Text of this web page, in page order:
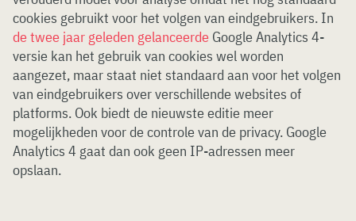
cookies gebruikt voor het volgen van eindgebruikers. In
de twee jaar geleden gelanceerde Google Analytics 4-
versie kan het gebruik van cookies wel worden
aangezet, maar staat niet standaard aan voor het volgen
van eindgebruikers over verschillende websites of
platforms. Ook biedt de nieuwste editie meer
mogelijkheden voor de controle van de privacy. Google
Analytics 4 gaat dan ook geen IP-adressen meer
opslaan.